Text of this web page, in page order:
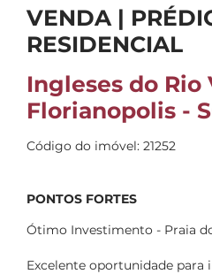
VENDA |
RESIDENCIAL
Ingleses do Rio
Florianopolis -
Código do imóvel: 21252
PONTOS FORTES
Ótimo Investimento - Praia
Excelente oportunidade para